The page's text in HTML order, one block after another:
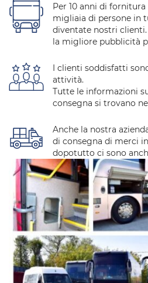
Per 10 anni di
migliaia di persone in
diventate nostri
la migliore pubblicità
I clienti soddisfatti
attività.
Tutte le informazioni
consegna si trovano
Anche la nostra
di consegna di merci
dopotutto ci sono